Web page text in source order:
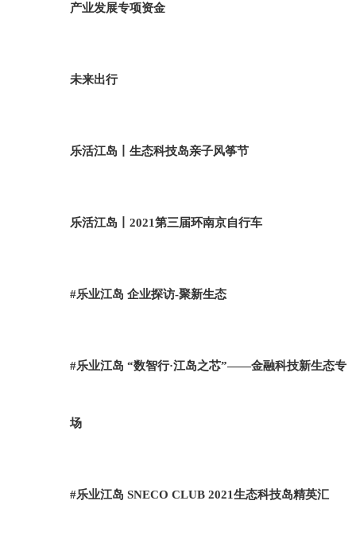
产业发展专项资金
未来出行
乐活江岛丨生态科技岛亲子风筝节
乐活江岛丨2021第三届环南京自行车
#乐业江岛 企业探访-聚新生态
#乐业江岛 “数智行·江岛之芯”——金融科技新生态专
场
#乐业江岛 SNECO CLUB 2021生态科技岛精英汇